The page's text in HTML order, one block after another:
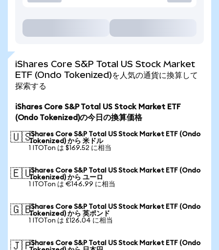
iShares Core S&P Total US Stock Market
ETF (Ondo Tokenized)を人気の通貨に換算して
探索する
iShares Core S&P Total US Stock Market ETF
(Ondo Tokenized)の今日の換算価格
🇺🇸iShares Core S&P Total US Stock Market ETF (Ondo
Tokenized) から 米ドル
1 ITOTon は $169.52 に相当
🇪🇺iShares Core S&P Total US Stock Market ETF (Ondo
Tokenized) から ユーロ
1 ITOTon は €146.99 に相当
🇬🇧iShares Core S&P Total US Stock Market ETF (Ondo
Tokenized) から 英ポンド
1 ITOTon は £126.04 に相当
🇯🇵iShares Core S&P Total US Stock Market ETF (Ondo